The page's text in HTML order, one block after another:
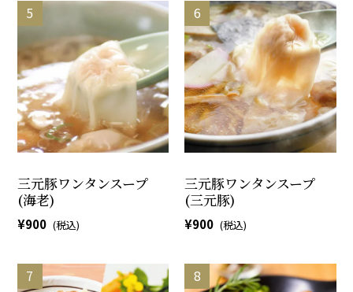
三元豚ワンタンスープ
(海老)
900
三元豚ワンタンスープ
(三元豚)
900